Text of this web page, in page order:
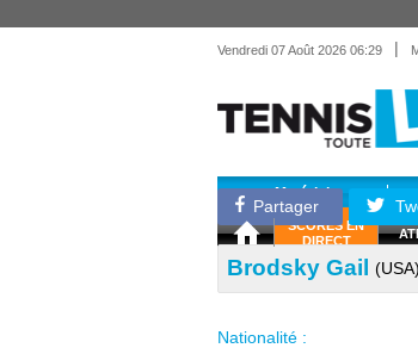
Vendredi 07 Août 2026 06:29 |
Matériel
SCORES EN
DIRECT
Partager
Brodsky Gail (USA)
Nationalité :